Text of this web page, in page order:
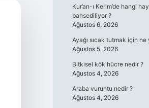
Kur’an-ı Kerim’de hangi
bahsediliyor ?
Ağustos 6, 2026
Ayağı sıcak tutmak için ne
Ağustos 5, 2026
Bitkisel kök hücre nedir ?
Ağustos 4, 2026
Araba vuruntu nedir ?
Ağustos 4, 2026